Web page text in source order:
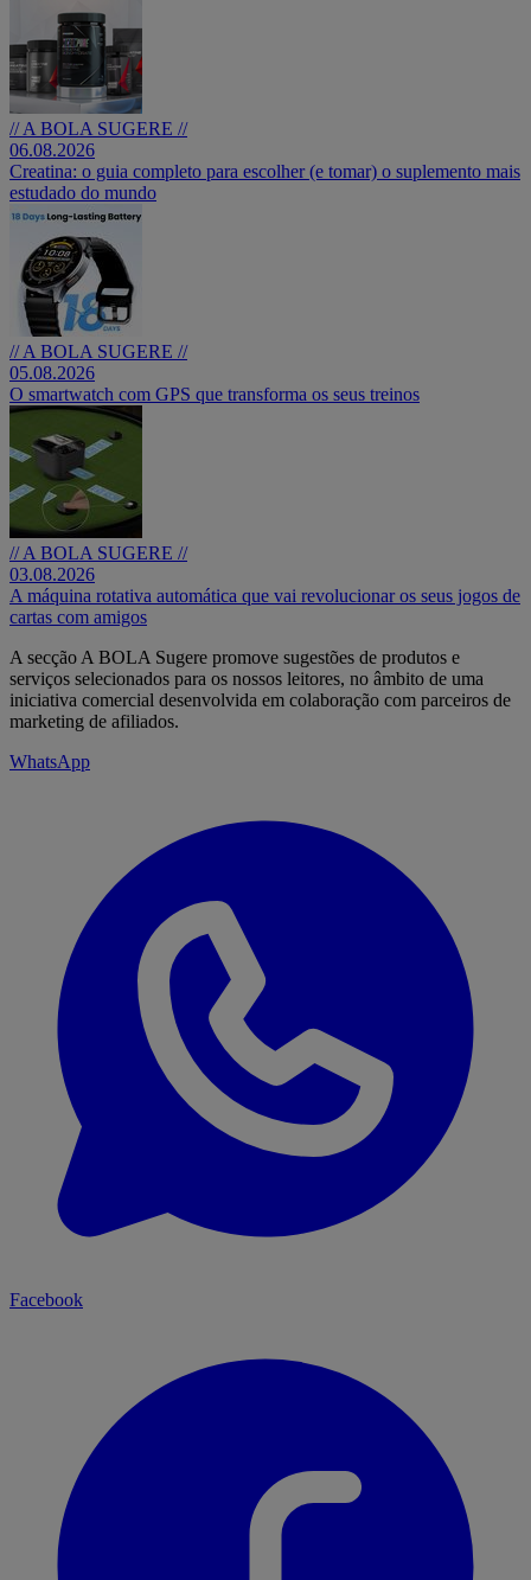
// A BOLA SUGERE //
06.08.2026
Creatina: o guia completo para escolher (e tomar) o suplemento mais
estudado do mundo
// A BOLA SUGERE //
05.08.2026
O smartwatch com GPS que transforma os seus treinos
// A BOLA SUGERE //
03.08.2026
A máquina rotativa automática que vai revolucionar os seus jogos de
cartas com amigos
A secção A BOLA Sugere promove sugestões de produtos e
serviços selecionados para os nossos leitores, no âmbito de uma
iniciativa comercial desenvolvida em colaboração com parceiros de
marketing de afiliados.
WhatsApp
Facebook